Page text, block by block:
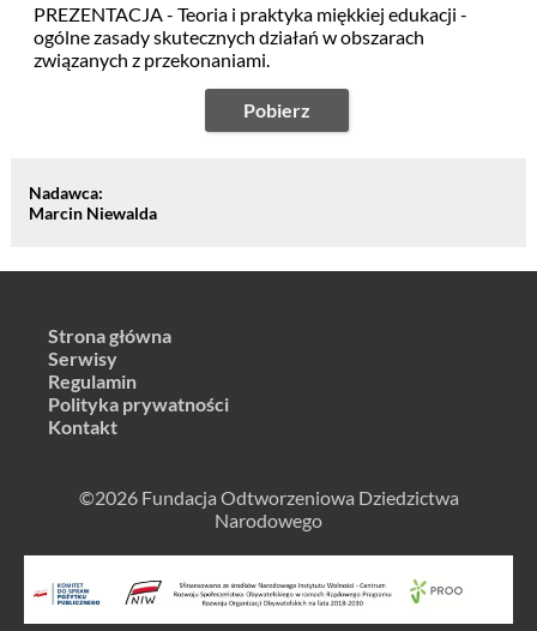
PREZENTACJA - Teoria i praktyka miękkiej edukacji -
ogólne zasady skutecznych działań w obszarach
związanych z przekonaniami.
Pobierz
Nadawca:
Marcin Niewalda
Strona główna
Serwisy
Regulamin
Polityka prywatności
Kontakt
©2026 Fundacja Odtworzeniowa Dziedzictwa
Narodowego